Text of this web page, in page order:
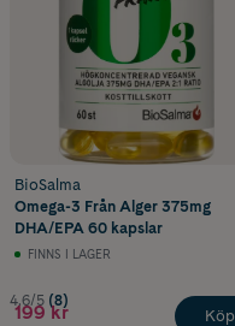
BioSalma
Omega-3 Från Alger 375mg
DHA/EPA 60 kapslar
FINNS I LAGER
4.6/5 (8)
199 kr Köp